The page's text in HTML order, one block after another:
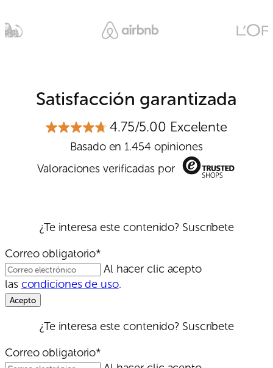
Satisfacción garantizada
4.75/5.00 Excelente
Basado en 1.454 opiniones
Valoraciones verificadas por
¿Te interesa este contenido? Suscríbete
Correo obligatorio*
Al hacer clic acepto
las condiciones de uso.
¿Te interesa este contenido? Suscríbete
Correo obligatorio*